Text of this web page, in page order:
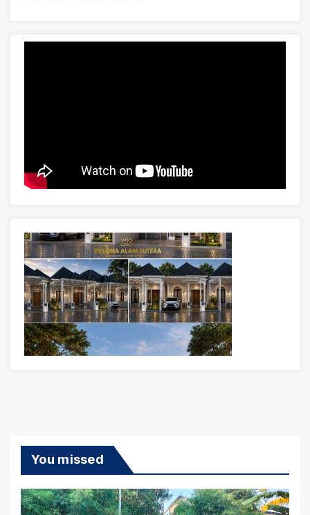
You missed